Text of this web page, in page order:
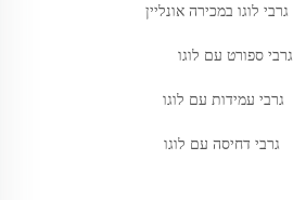
גרבי לוגו במכירה אונליין
גרבי ספורט עם לוגו
גרבי עמידות עם לוגו
גרבי דחיסה עם לוגו